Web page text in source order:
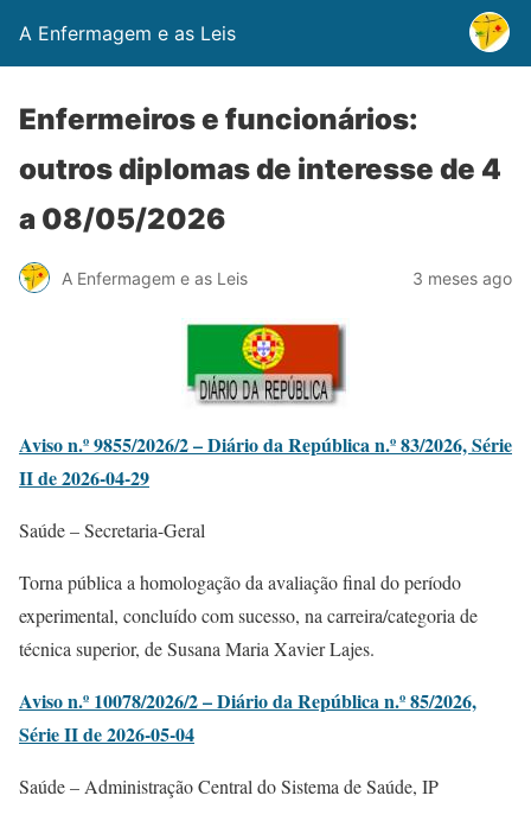
A Enfermagem e as Leis
Enfermeiros e funcionários:
outros diplomas de interesse de 4
a 08/05/2026
A Enfermagem e as Leis 3 meses ago
Aviso n.º 9855/2026/2 – Diário da República n.º 83/2026, Série
II de 2026-04-29
Saúde – Secretaria-Geral
Torna pública a homologação da avaliação final do período
experimental, concluído com sucesso, na carreira/categoria de
técnica superior, de Susana Maria Xavier Lajes.
Aviso n.º 10078/2026/2 – Diário da República n.º 85/2026,
Série II de 2026-05-04
Saúde – Administração Central do Sistema de Saúde, IP